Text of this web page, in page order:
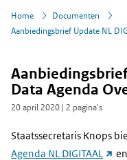
Home
› Documenten
›
Aanbiedingsbrief Update NL
Data Agenda
20 april 2020 | 2 pagina's
Staatssecretaris Knops
Agenda NL DIGITAAL (link